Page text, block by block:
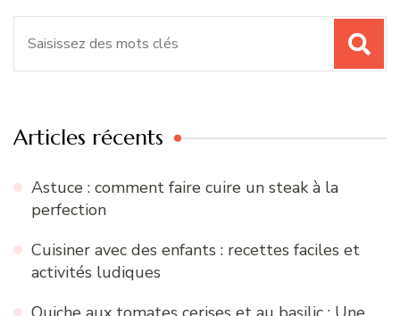
Articles récents
Astuce : comment faire cuire un steak à la
perfection
Cuisiner avec des enfants : recettes faciles et
activités ludiques